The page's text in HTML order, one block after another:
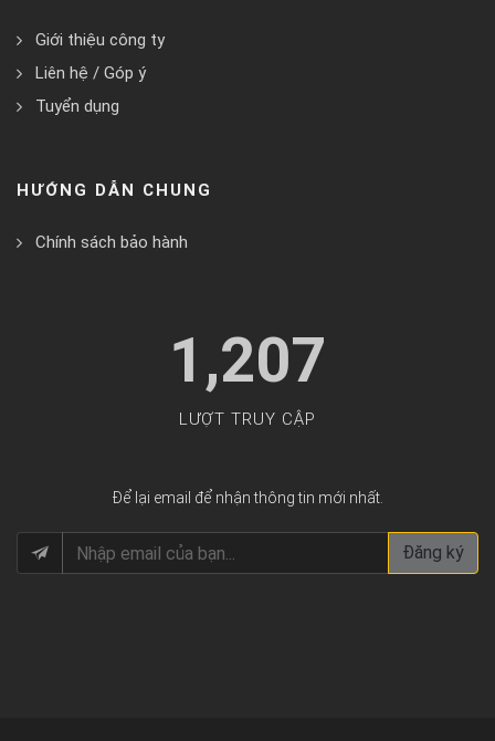
Giới thiệu công ty
Liên hệ / Góp ý
Tuyển dụng
HƯỚNG DẪN CHUNG
Chính sách bảo hành
1,207
LƯỢT TRUY CẬP
Để lại email để nhận thông tin mới nhất.
Đăng ký